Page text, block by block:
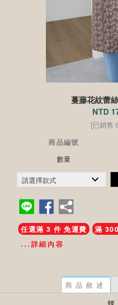
蔓藤花紋蕾
NTD
[已銷售
商品編號
數量
任選滿 3 件 免運費
滿
...詳細內容
商品敘述